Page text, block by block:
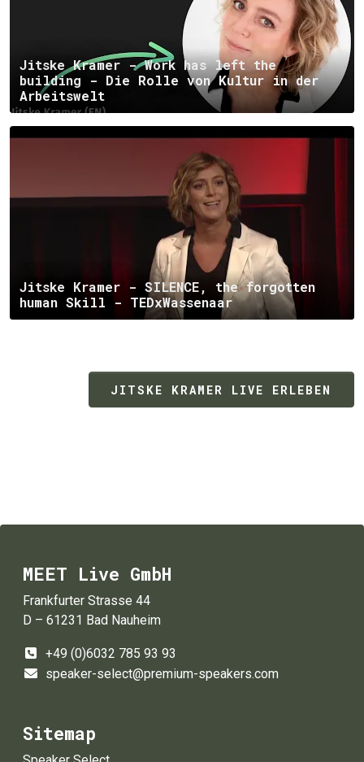
Jitske Kramer - Work has left the
building - Die Rolle von Kultur in der
Arbeitswelt
Jitske Kramer - SILENCE, the forgotten
human Skill - TEDxWassenaar
JITSKE KRAMER LIVE ERLEBEN
MEET Live GmbH
Frankfurter Strasse 44
D – 61231 Bad Nauheim
+49 (0)6032 785 93 93
speaker-select@premium-speakers.com
Sitemap